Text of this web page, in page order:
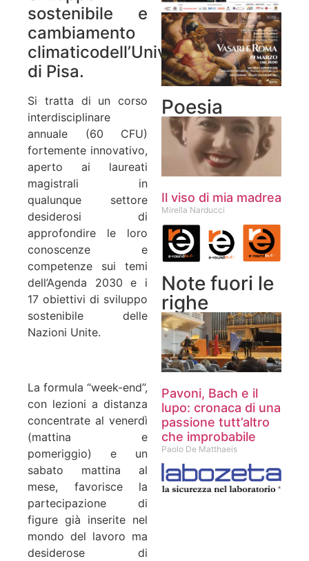
sostenibile e
cambiamento
climaticodell’Università
di Pisa.
Si tratta di un corso
interdisciplinare
annuale (60 CFU)
fortemente innovativo,
aperto ai laureati
magistrali in
qualunque settore
desiderosi di
approfondire le loro
conoscenze e
competenze sui temi
dell’Agenda 2030 e i
17 obiettivi di sviluppo
sostenibile delle
Nazioni Unite.
La formula “week-end”,
con lezioni a distanza
concentrate al venerdì
(mattina e
pomeriggio) e un
sabato mattina al
mese, favorisce la
partecipazione di
figure già inserite nel
mondo del lavoro ma
desiderose di
Poesia
Il viso di mia madrea
Mirella Narducci
Note fuori le
righe
Pavoni, Bach e il
lupo: cronaca di una
passione tutt’altro
che improbabile
Paolo De Matthaeis